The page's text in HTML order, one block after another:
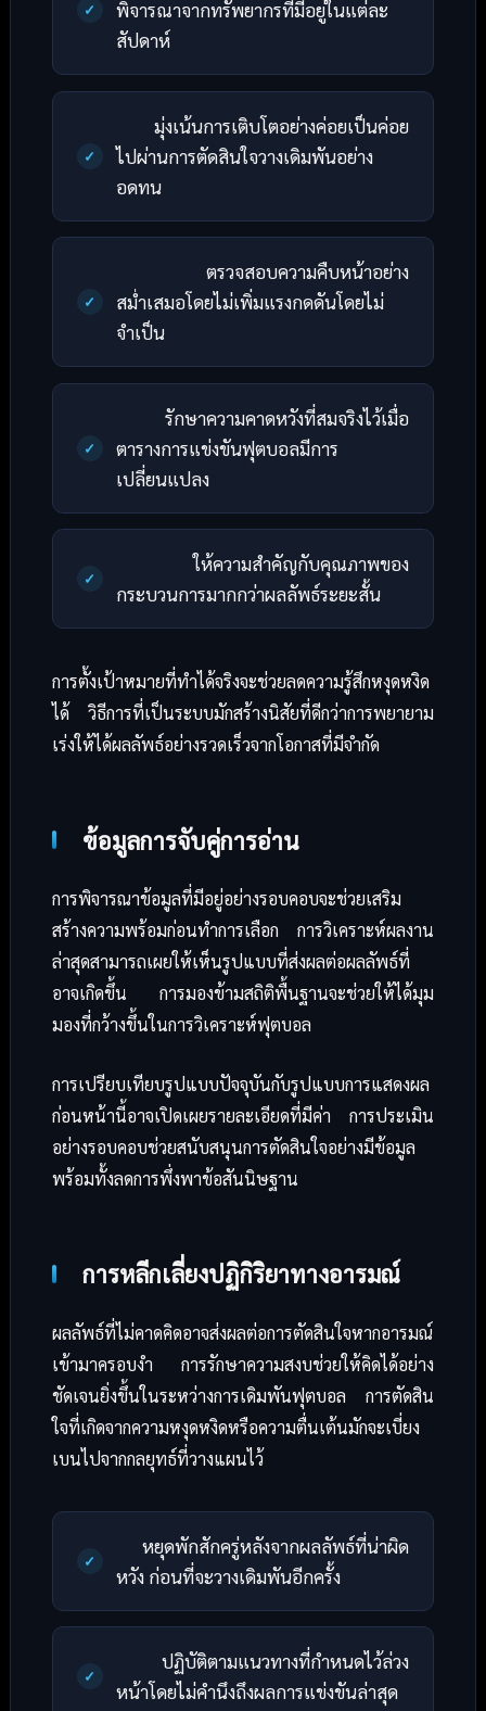
พิจารณาจากทรัพยากรที่มีอยู่ในแต่ละ
สัปดาห์
มุ่งเน้นการเติบโตอย่างค่อยเป็นค่อย
ไปผ่านการตัดสินใจวางเดิมพันอย่าง
อดทน
ตรวจสอบความคืบหน้าอย่าง
สม่ำเสมอโดยไม่เพิ่มแรงกดดันโดยไม่
จำเป็น
รักษาความคาดหวังที่สมจริงไว้เมื่อ
ตารางการแข่งขันฟุตบอลมีการ
เปลี่ยนแปลง
ให้ความสำคัญกับคุณภาพของ
กระบวนการมากกว่าผลลัพธ์ระยะสั้น
การตั้งเป้าหมายที่ทำได้จริงจะช่วยลดความรู้สึกหงุดหงิด
ได้ วิธีการที่เป็นระบบมักสร้างนิสัยที่ดีกว่าการพยายาม
เร่งให้ได้ผลลัพธ์อย่างรวดเร็วจากโอกาสที่มีจำกัด
ข้อมูลการจับคู่การอ่าน
การพิจารณาข้อมูลที่มีอยู่อย่างรอบคอบจะช่วยเสริม
สร้างความพร้อมก่อนทำการเลือก การวิเคราะห์ผลงาน
ล่าสุดสามารถเผยให้เห็นรูปแบบที่ส่งผลต่อผลลัพธ์ที่
อาจเกิดขึ้น การมองข้ามสถิติพื้นฐานจะช่วยให้ได้มุม
มองที่กว้างขึ้นในการวิเคราะห์ฟุตบอล
การเปรียบเทียบรูปแบบปัจจุบันกับรูปแบบการแสดงผล
ก่อนหน้านี้อาจเปิดเผยรายละเอียดที่มีค่า การประเมิน
อย่างรอบคอบช่วยสนับสนุนการตัดสินใจอย่างมีข้อมูล
พร้อมทั้งลดการพึ่งพาข้อสันนิษฐาน
การหลีกเลี่ยงปฏิกิริยาทางอารมณ์
ผลลัพธ์ที่ไม่คาดคิดอาจส่งผลต่อการตัดสินใจหากอารมณ์
เข้ามาครอบงำ การรักษาความสงบช่วยให้คิดได้อย่าง
ชัดเจนยิ่งขึ้นในระหว่างการเดิมพันฟุตบอล การตัดสิน
ใจที่เกิดจากความหงุดหงิดหรือความตื่นเต้นมักจะเบี่ยง
เบนไปจากกลยุทธ์ที่วางแผนไว้
หยุดพักสักครู่หลังจากผลลัพธ์ที่น่าผิด
หวัง ก่อนที่จะวางเดิมพันอีกครั้ง
ปฏิบัติตามแนวทางที่กำหนดไว้ล่วง
หน้าโดยไม่คำนึงถึงผลการแข่งขันล่าสุด